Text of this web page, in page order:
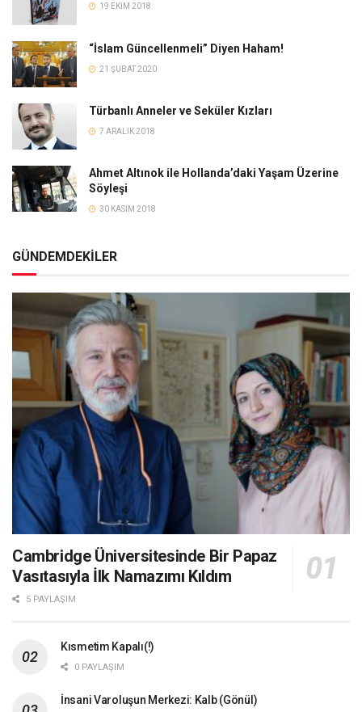
19 EKIM 2018
“İslam Güncellenmeli” Diyen Haham!
21 ŞUBAT 2020
Türbanlı Anneler ve Seküler Kızları
7 ARALIK 2018
Ahmet Altınok ile Hollanda’daki Yaşam Üzerine
Söyleşi
30 KASIM 2018
GÜNDEMDEKİLER
Cambridge Üniversitesinde Bir Papaz
Vasıtasıyla İlk Namazımı Kıldım
5 PAYLAŞIM
Kısmetim Kapalı(!)
0 PAYLAŞIM
İnsani Varoluşun Merkezi: Kalb (Gönül)